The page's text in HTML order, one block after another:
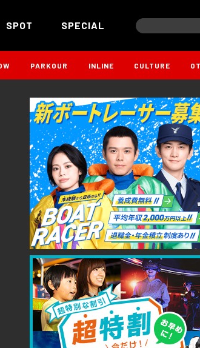
SPOT SPECIAL
PARKOUR INLINE CULTURE